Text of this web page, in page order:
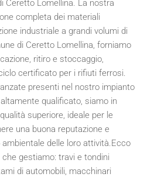
Ceretto Lomellina. La nostra
completa dei materiali
industriale a grandi volumi di
di Ceretto Lomellina, forniamo
ritiro e stoccaggio,
certificato per i rifiuti ferrosi.
presenti nel nostro impianto
qualificato, siamo in
superiore, ideale per le
una buona reputazione e
delle loro attività.Ecco
gestiamo: travi e tondini
di automobili, macchinari